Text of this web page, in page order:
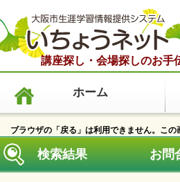
講座探し・会場探しのお手
ホーム
ブラウザの「戻る」は利用できません。この
検索結果 お問合せ